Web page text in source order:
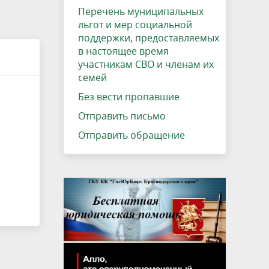
Полномочия отделов
администрации района
К сведению граждан, прибывающих с
территории ЛНР и ДНР
Стандарт развития конкуренции
Некоммерческие организации
Комплексные кадастровые работы
Роспотребнадзор информирует
Совет молодых депутатов
правовые акты
фактах коррупции
Памятки и буклеты
Мониторинг коррупционных рисков
Трудобеликовское сельское
поселение
Перечень муниципальных
льгот и мер социальной
поддержки, предоставляемых
в настоящее время
участникам СВО и членам их
семей
Без вести пропавшие
Отправить письмо
Отправить обращение